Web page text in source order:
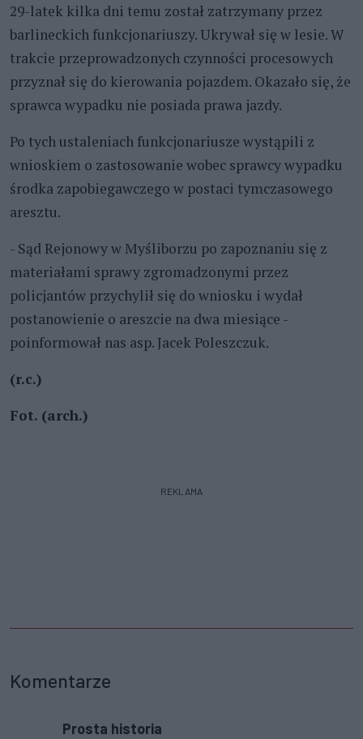
29-latek kilka dni temu został zatrzymany przez
barlineckich funkcjonariuszy. Ukrywał się w lesie. W
trakcie przeprowadzonych czynności procesowych
przyznał się do kierowania pojazdem. Okazało się, że
sprawca wypadku nie posiada prawa jazdy.
Po tych ustaleniach funkcjonariusze wystąpili z
wnioskiem o zastosowanie wobec sprawcy wypadku
środka zapobiegawczego w postaci tymczasowego
aresztu.
- Sąd Rejonowy w Myśliborzu po zapoznaniu się z
materiałami sprawy zgromadzonymi przez
policjantów przychylił się do wniosku i wydał
postanowienie o areszcie na dwa miesiące -
poinformował nas asp. Jacek Poleszczuk.
(r.c.)
Fot. (arch.)
REKLAMA
Komentarze
Prosta historia